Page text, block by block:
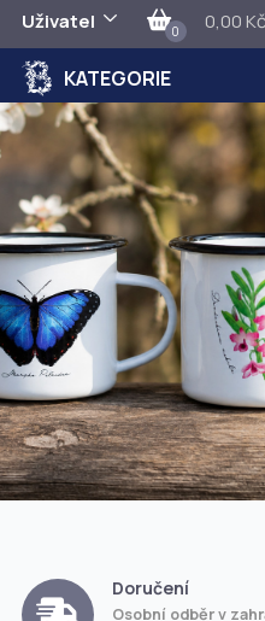
Uživatel 0 0,00 Kč
KATEGORIE
Doručení
Osobní odběr v